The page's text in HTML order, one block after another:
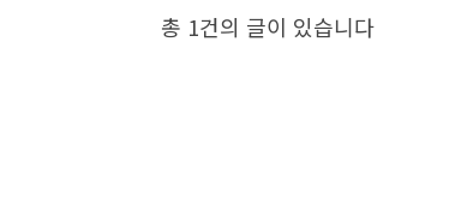
총 1건의 글이 있습니다